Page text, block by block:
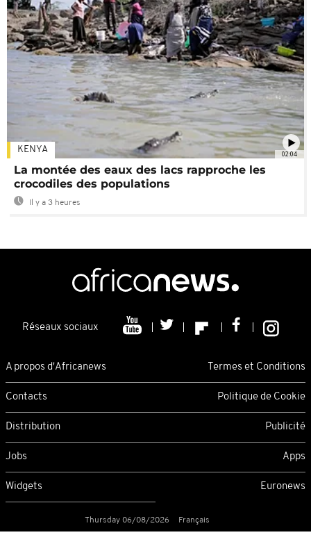
02:04
KENYA
La montée des eaux des lacs rapproche les
crocodiles des populations
Il y a 3 heures
Réseaux sociaux
A propos d'Africanews Termes et Conditions
Contacts Politique de Cookie
Distribution Publicité
Jobs Apps
Widgets Euronews
Thursday 06/08/2026